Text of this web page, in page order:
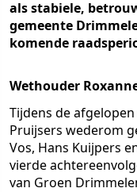
als stabiele,
gemeente
komende
Wethouder
Tijdens de
Pruijsers wederom
Vos, Hans Kuijpers
vierde
van Groen